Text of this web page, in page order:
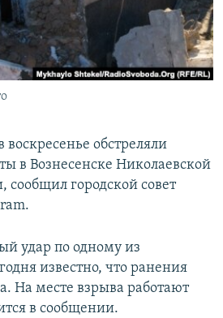
КРЫМА
воскресенье обстреляли
в Вознесенске Николаевской
сообщил городской совет
удар по одному из
известно, что ранения
На месте взрыва работают
в сообщении.